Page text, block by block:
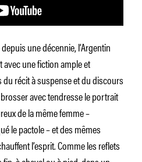
une décennie, l’Argentin
une fiction ample et
récit à suspense et du discours
avec tendresse le portrait
de la même femme –
le pactole – et des mêmes
l’esprit. Comme les reflets